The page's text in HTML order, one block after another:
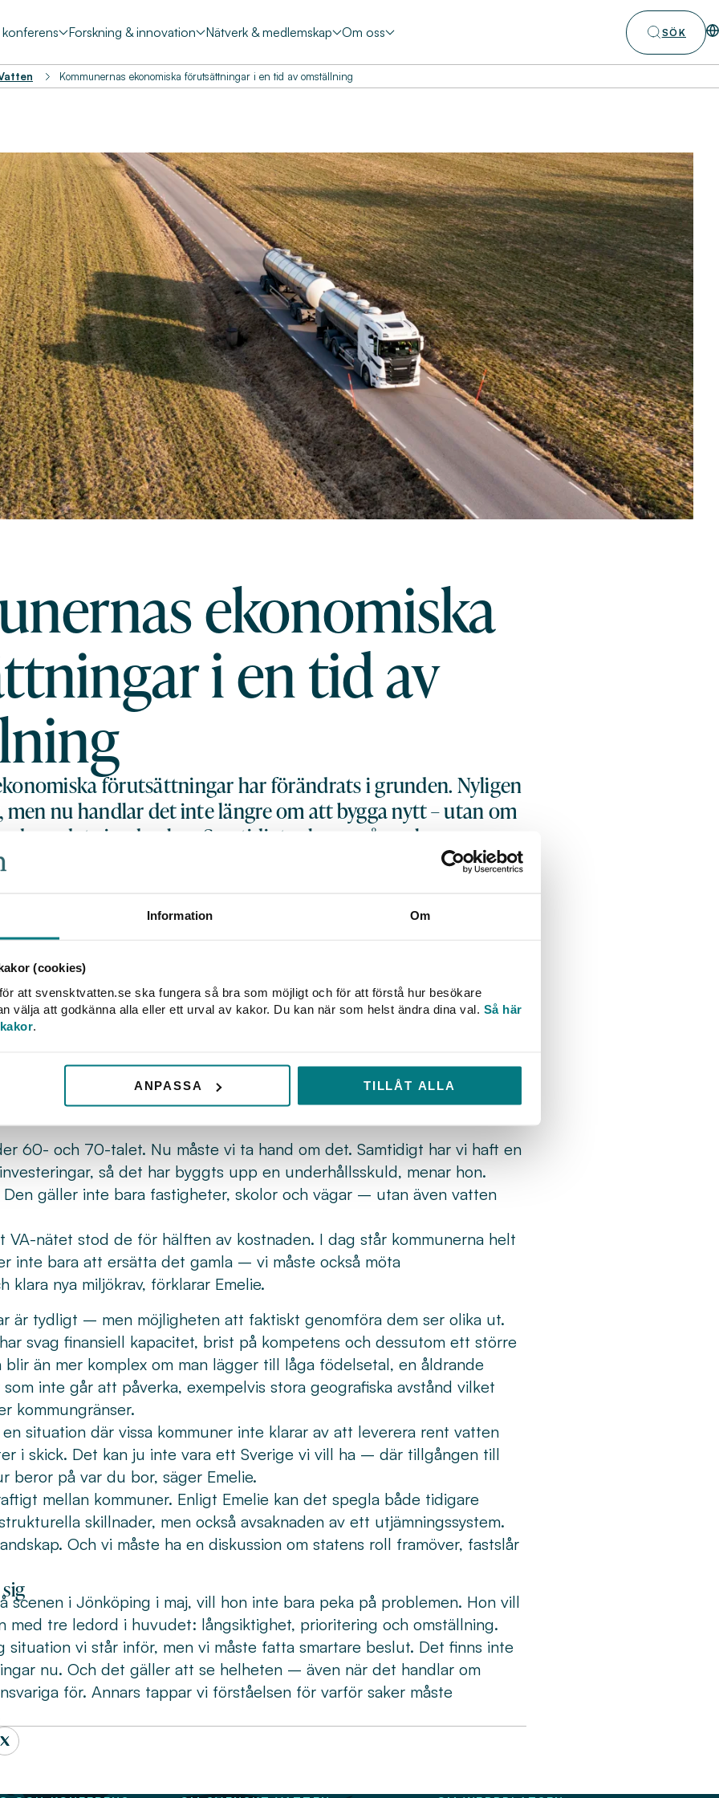
Information Om
(cookies)
att svensktvatten.se ska fungera så bra som möjligt och för att förstå hur besökare
välja att godkänna alla eller ett urval av kakor. Du kan när som helst ändra dina val. Så här
.
ANPASSA TILLÅT ALLA
konferens Forskning & innovation Nätverk & medlemskap Om oss SÖK
Kommunernas ekonomiska förutsättningar i en tid av omställning
ekonomiska
i en tid av
förutsättningar har förändrats i grunden. Nyligen
nu handlar det inte längre om att bygga nytt – utan om
om det vi redan har. Samtidigt saknar många kommuner
På Vattenstämman i Jönköping ger Sveriges
möta framtiden.
där det främst var tillväxtkommuner som
kommuner måste göra det. Det är en utmaning, säger
kommuner tvingats anpassa sig till en ny ekonomisk verklighet.
med sig en minskad köpkraft och 2024 var det hela 169 kommuner som
Som ny chefsekonom på SKR följer Emelie Värja utvecklingen
sig kommunsektorn i ett skifte som är både ekonomiskt, demografiskt
låg fokus på att bygga nytt – nu handlar det om att ersätta, rusta upp
60- och 70-talet. Nu måste vi ta hand om det. Samtidigt har vi haft en
så det har byggts upp en underhållsskuld, menar hon.
gäller inte bara fastigheter, skolor och vägar – utan även vatten
nätet stod de för hälften av kostnaden. I dag står kommunerna helt
inte bara att ersätta det gamla – vi måste också möta
klara nya miljökrav, förklarar Emelie.
är tydligt – men möjligheten att faktiskt genomföra dem ser olika ut.
svag finansiell kapacitet, brist på kompetens och dessutom ett större
blir än mer komplex om man lägger till låga födelsetal, en åldrande
inte går att påverka, exempelvis stora geografiska avstånd vilket
kommungränser.
situation där vissa kommuner inte klarar av att leverera rent vatten
i skick. Det kan ju inte vara ett Sverige vi vill ha – där tillgången till
beror på var du bor, säger Emelie.
mellan kommuner. Enligt Emelie kan det spegla både tidigare
skillnader, men också avsaknaden av ett utjämningssystem.
Och vi måste ha en diskussion om statens roll framöver, fastslår
scenen i Jönköping i maj, vill hon inte bara peka på problemen. Hon vill
med tre ledord i huvudet: långsiktighet, prioritering och omställning.
vi står inför, men vi måste fatta smartare beslut. Det finns inte
nu. Och det gäller att se helheten – även när det handlar om
för. Annars tappar vi förståelsen för varför saker måste